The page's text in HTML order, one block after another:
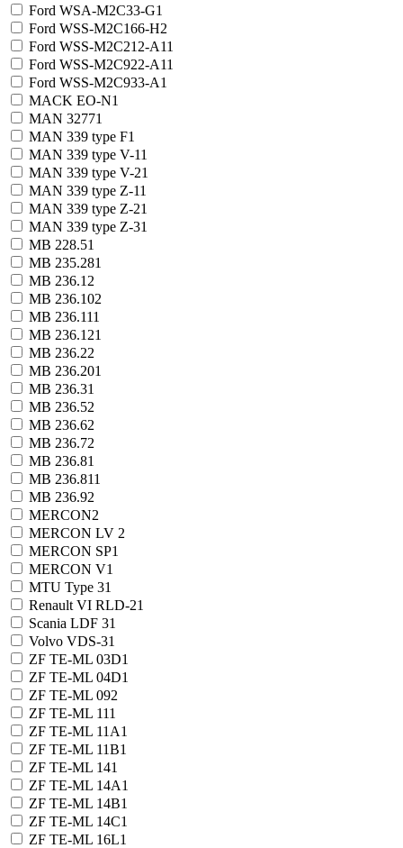
Ford WSA-M2C33-G1
Ford WSS-M2C166-H2
Ford WSS-M2C212-A11
Ford WSS-M2C922-A11
Ford WSS-M2C933-A1
MACK EO-N1
MAN 32771
MAN 339 type F1
MAN 339 type V-11
MAN 339 type V-21
MAN 339 type Z-11
MAN 339 type Z-21
MAN 339 type Z-31
MB 228.51
MB 235.281
MB 236.1 2
MB 236.102
MB 236.111
MB 236.121
MB 236.22
MB 236.201
MB 236.31
MB 236.52
MB 236.62
MB 236.72
MB 236.81
MB 236.811
MB 236.92
MERCON2
MERCON LV 2
MERCON SP1
MERCON V1
MTU Type 31
Renault VI RLD-21
Scania LDF 31
Volvo VDS-31
ZF TE-ML 03D1
ZF TE-ML 04D1
ZF TE-ML 092
ZF TE-ML 111
ZF TE-ML 11A1
ZF TE-ML 11B1
ZF TE-ML 141
ZF TE-ML 14A1
ZF TE-ML 14B1
ZF TE-ML 14C1
ZF TE-ML 16L1